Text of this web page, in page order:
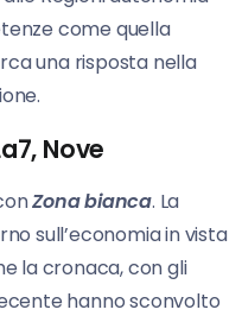
come quella
una risposta nella
Nove
Zona bianca. La
sull’economia in vista
la cronaca, con gli
hanno sconvolto